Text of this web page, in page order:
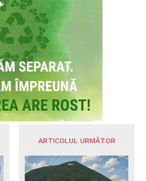
ARTICOLUL URMĂTOR